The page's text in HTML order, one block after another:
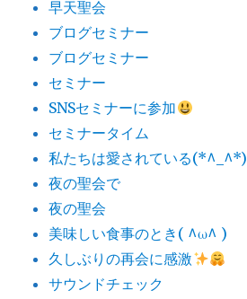
早天聖会
ブログセミナー
ブログセミナー
セミナー
SNSセミナーに参加
セミナータイム
私たちは愛されている(*^_^*)
夜の聖会で
夜の聖会
美味しい食事のとき( ^ω^ )
久しぶりの再会に感激
サウンドチェック